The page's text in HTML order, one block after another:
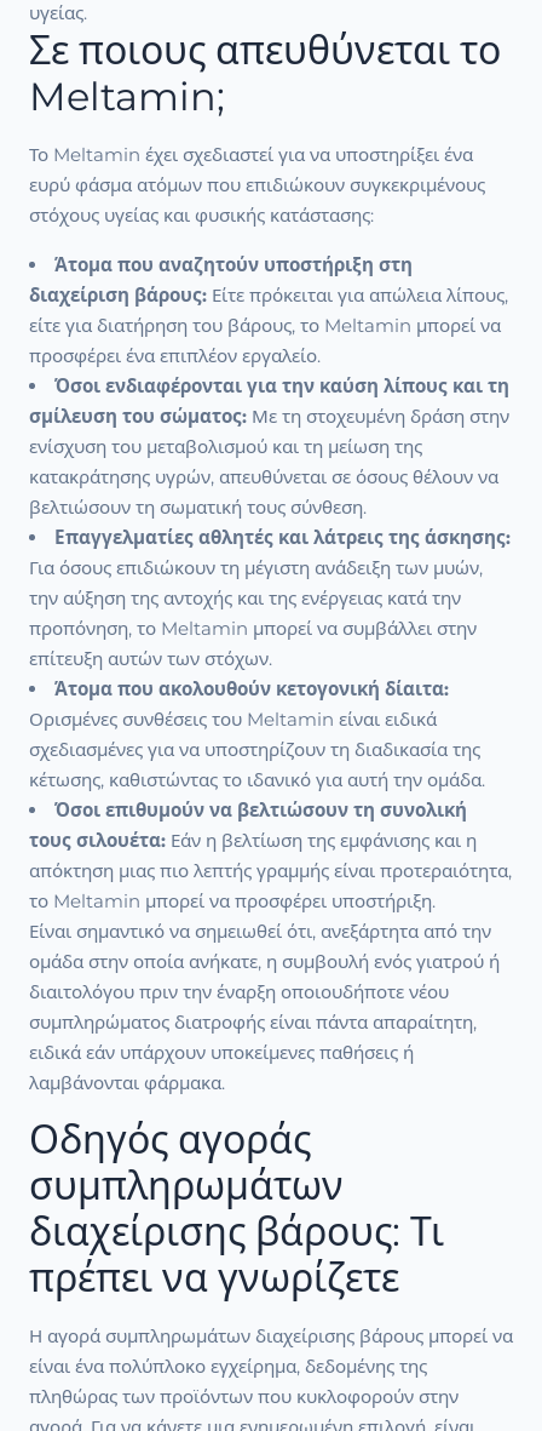
υγείας.
Σε ποιους απευθύνεται το
Meltamin;
Το Meltamin έχει σχεδιαστεί για να υποστηρίξει ένα
ευρύ φάσμα ατόμων που επιδιώκουν συγκεκριμένους
στόχους υγείας και φυσικής κατάστασης:
Άτομα που αναζητούν υποστήριξη στη
διαχείριση βάρους: Είτε πρόκειται για απώλεια λίπους,
είτε για διατήρηση του βάρους, το Meltamin μπορεί να
προσφέρει ένα επιπλέον εργαλείο.
Όσοι ενδιαφέρονται για την καύση λίπους και τη
σμίλευση του σώματος: Με τη στοχευμένη δράση στην
ενίσχυση του μεταβολισμού και τη μείωση της
κατακράτησης υγρών, απευθύνεται σε όσους θέλουν να
βελτιώσουν τη σωματική τους σύνθεση.
Επαγγελματίες αθλητές και λάτρεις της άσκησης:
Για όσους επιδιώκουν τη μέγιστη ανάδειξη των μυών,
την αύξηση της αντοχής και της ενέργειας κατά την
προπόνηση, το Meltamin μπορεί να συμβάλλει στην
επίτευξη αυτών των στόχων.
Άτομα που ακολουθούν κετογονική δίαιτα:
Ορισμένες συνθέσεις του Meltamin είναι ειδικά
σχεδιασμένες για να υποστηρίζουν τη διαδικασία της
κέτωσης, καθιστώντας το ιδανικό για αυτή την ομάδα.
Όσοι επιθυμούν να βελτιώσουν τη συνολική
τους σιλουέτα: Εάν η βελτίωση της εμφάνισης και η
απόκτηση μιας πιο λεπτής γραμμής είναι προτεραιότητα,
το Meltamin μπορεί να προσφέρει υποστήριξη.
Είναι σημαντικό να σημειωθεί ότι, ανεξάρτητα από την
ομάδα στην οποία ανήκατε, η συμβουλή ενός γιατρού ή
διαιτολόγου πριν την έναρξη οποιουδήποτε νέου
συμπληρώματος διατροφής είναι πάντα απαραίτητη,
ειδικά εάν υπάρχουν υποκείμενες παθήσεις ή
λαμβάνονται φάρμακα.
Οδηγός αγοράς
συμπληρωμάτων
διαχείρισης βάρους: Τι
πρέπει να γνωρίζετε
Η αγορά συμπληρωμάτων διαχείρισης βάρους μπορεί να
είναι ένα πολύπλοκο εγχείρημα, δεδομένης της
πληθώρας των προϊόντων που κυκλοφορούν στην